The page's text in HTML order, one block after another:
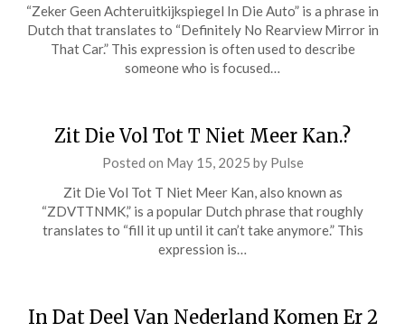
“Zeker Geen Achteruitkijkspiegel In Die Auto” is a phrase in
Dutch that translates to “Definitely No Rearview Mirror in
That Car.” This expression is often used to describe
someone who is focused…
Zit Die Vol Tot T Niet Meer Kan.?
Posted on May 15, 2025 by Pulse
Zit Die Vol Tot T Niet Meer Kan, also known as
“ZDVTTNMK,” is a popular Dutch phrase that roughly
translates to “fill it up until it can’t take anymore.” This
expression is…
In Dat Deel Van Nederland Komen Er 2